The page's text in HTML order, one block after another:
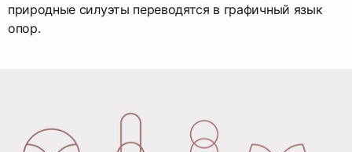
природные силуэты переводятся в графичный язык
опор.